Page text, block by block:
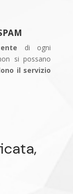
di ogni
si possano
il servizio